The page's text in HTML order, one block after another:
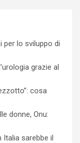
per lo sviluppo di
grazie al
cosa
donne, Onu:
Italia sarebbe il